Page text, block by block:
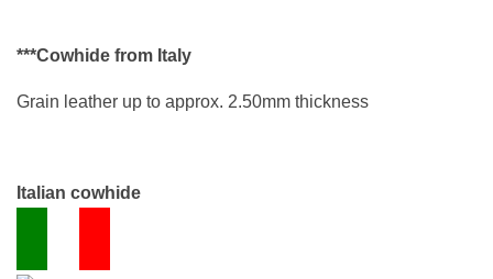
***Cowhide from Italy
Grain leather up to approx. 2.50mm thickness
Italian cowhide